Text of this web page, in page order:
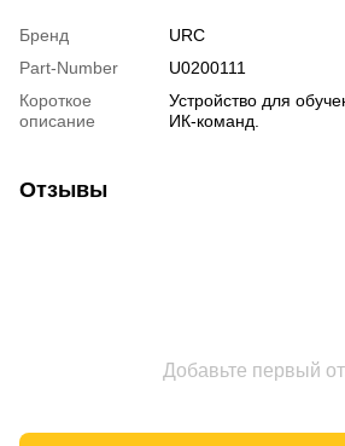
Бренд
URC
Part-Number
U0200111
Короткое
описание
Устройство для
ИК-команд.
Отзывы
Добавьте первый